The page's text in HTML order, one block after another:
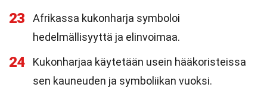
23
Afrikassa kukonharja symboloi
hedelmällisyyttä ja elinvoimaa.
24
Kukonharjaa käytetään usein hääkoristeissa
sen kauneuden ja symboliikan vuoksi.